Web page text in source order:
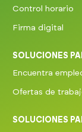
Control horario
Firma digital
SOLUCIONES
Encuentra
Ofertas de
SOLUCIONES